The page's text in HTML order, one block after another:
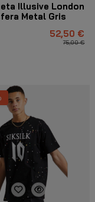
Illusive London
Metal Gris
52,50 €
75,00 €